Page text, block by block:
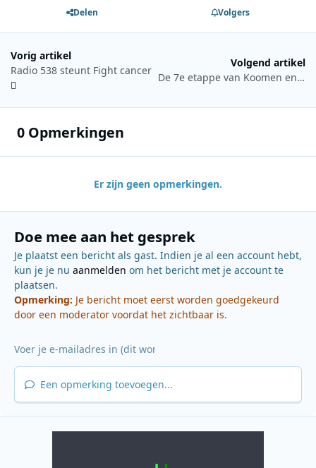
Delen Volgers
Vorig artikel
Radio 538 steunt Fight cancer
Volgend artikel
De 7e etappe van Koomen en Winnen: Doodsangst en glorie op de Alpe d’Huez
0 Opmerkingen
Er zijn geen opmerkingen.
Doe mee aan het gesprek
Je plaatst een bericht als gast. Indien je al een account hebt,
kun je je nu aanmelden om het bericht met je account te
plaatsen.
Opmerking: Je bericht moet eerst worden goedgekeurd
door een moderator voordat het zichtbaar is.
Een opmerking toevoegen...